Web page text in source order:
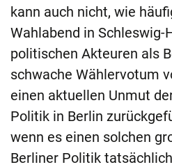
kann auch nicht, wie
Wahlabend in Schleswig-
politischen Akteuren als
schwache Wählervotum
einen aktuellen Unmut
Politik in Berlin
wenn es einen solchen
Berliner Politik